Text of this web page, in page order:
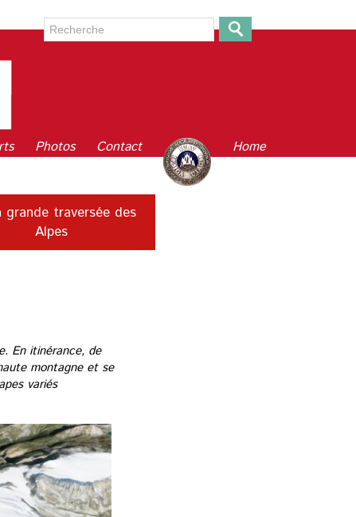
Photos Contact Home
grande traversée des
Alpes
En itinérance, de
montagne et se
variés